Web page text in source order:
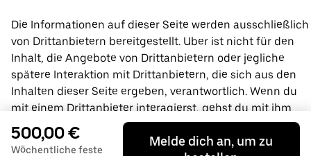
Die Informationen auf dieser Seite werden ausschließlich
von Drittanbietern bereitgestellt. Uber ist nicht für den
Inhalt, die Angebote von Drittanbietern oder jegliche
spätere Interaktion mit Drittanbietern, die sich aus den
Inhalten dieser Seite ergeben, verantwortlich. Wenn du
mit einem Drittanbieter interagierst, gehst du mit ihm
direkt eine Vereinbarung ein, an der Uber nicht beteiligt
ist. Wende dich bei Fragen bitte direkt an den
500,00 €
Wöchentliche feste
Melde dich an, um zu